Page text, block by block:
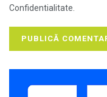
Confidentialitate.